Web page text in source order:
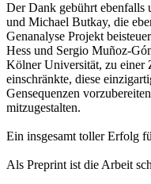
Der Dank gebührt ebenfalls
und Michael Butkay, die
Genanalyse Projekt
Hess und Sergio Muñoz-
Kölner Universität, zu einer
einschränkte, diese
Gensequenzen
mitzugestalten.
Ein insgesamt toller Erfolg
Als Preprint ist die Arbeit